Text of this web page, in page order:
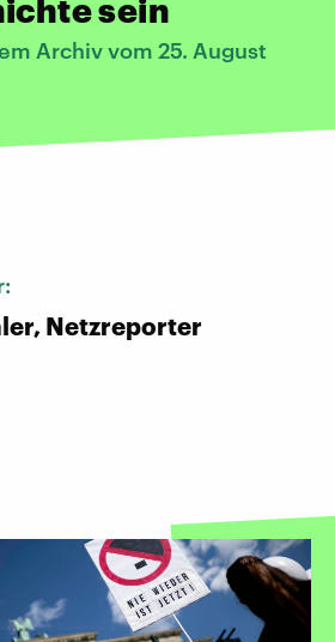
sein
Archiv vom 25. August
Netzreporter